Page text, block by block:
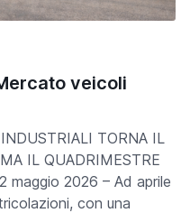
veicoli
TORNA IL
IL QUADRIMESTRE
maggio 2026 – Ad aprile
con una